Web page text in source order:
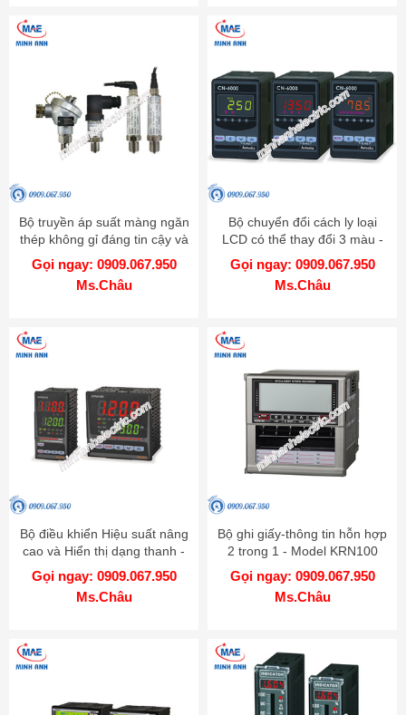
Bộ truyền áp suất màng ngăn
thép không gỉ đáng tin cậy và
chính xác cao - Model TPS20
Gọi ngay: 0909.067.950
Ms.Châu
Bộ chuyển đổi cách ly loại
LCD có thể thay đổi 3 màu -
Model CN-6000
Gọi ngay: 0909.067.950
Ms.Châu
Bộ điều khiển Hiệu suất nâng
cao và Hiển thị dạng thanh -
Model KPN
Gọi ngay: 0909.067.950
Ms.Châu
Bộ ghi giấy-thông tin hỗn hợp
2 trong 1 - Model KRN100
Gọi ngay: 0909.067.950
Ms.Châu